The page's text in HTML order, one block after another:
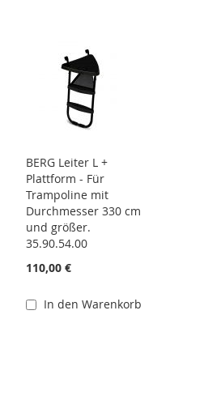
BERG Leiter L +
Plattform - Für
Trampoline mit
Durchmesser 330 cm
und größer.
35.90.54.00
110,00 €
In den Warenkorb